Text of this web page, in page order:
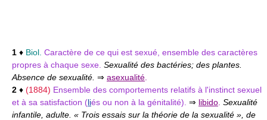
1 ♦ Biol. Caractère de ce qui est sexué, ensemble des caractères
propres à chaque sexe. Sexualité des bactéries; des plantes.
Absence de sexualité. ⇒ asexualité
2 ♦ (1884) Ensemble des comportements relatifs à l'instinct sexuel
et à sa satisfaction (liés ou non à la génitalité). ⇒ libido Sexualité
infantile, adulte. « Trois essais sur la théorie de la sexualité », de